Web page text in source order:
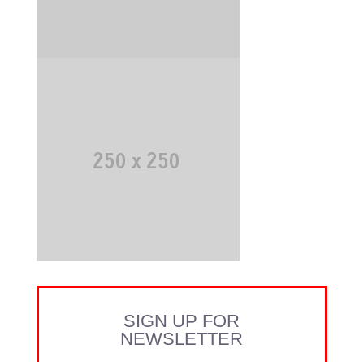
SIGN UP FOR
NEWSLETTER